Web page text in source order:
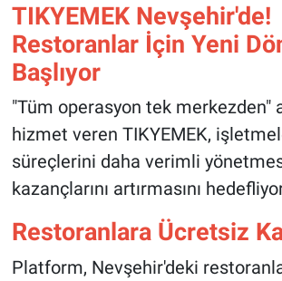
TIKYEMEK Nevşehir'de!
Restoranlar İçin Yeni
Başlıyor
"Tüm operasyon tek merkezden"
hizmet veren TIKYEMEK,
süreçlerini daha verimli
kazançlarını artırmasını
Restoranlara Ücretsiz
Platform, Nevşehir'deki
Genel
Asayiş
Kültür - Sanat
Politika
Magazin